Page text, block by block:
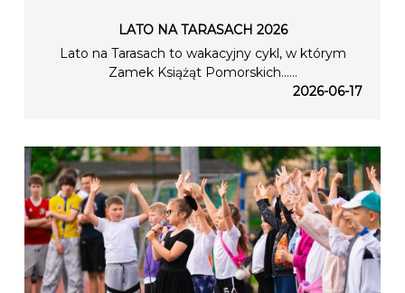
LATO NA TARASACH 2026
Lato na Tarasach to wakacyjny cykl, w którym
Zamek Książąt Pomorskich…...
2026-06-17